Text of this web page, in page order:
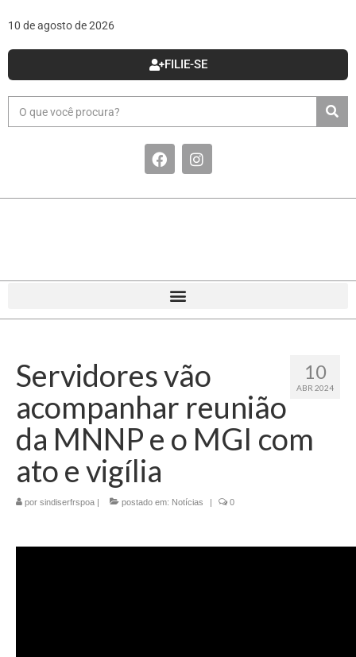
10 de agosto de 2026
FILIE-SE
10
ABR 2024
Servidores vão
acompanhar reunião
da MNNP e o MGI com
ato e vigília
por sindiserfrspoa | postado em: Notícias | 0